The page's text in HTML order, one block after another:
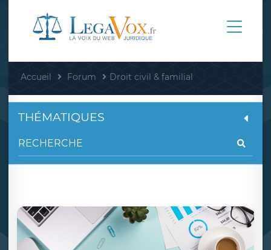
Accueil Forum Droit civil & familial
THÉMATIQUES